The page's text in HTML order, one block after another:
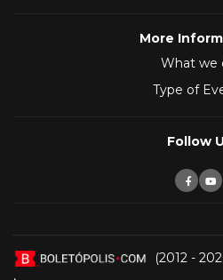
More
What we
Type of
Follow
(2012 -
,